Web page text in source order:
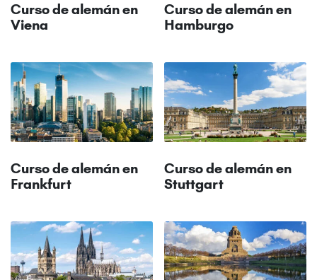
Curso de alemán en
Viena
Curso de alemán en
Hamburgo
Curso de alemán en
Frankfurt
Curso de alemán en
Stuttgart